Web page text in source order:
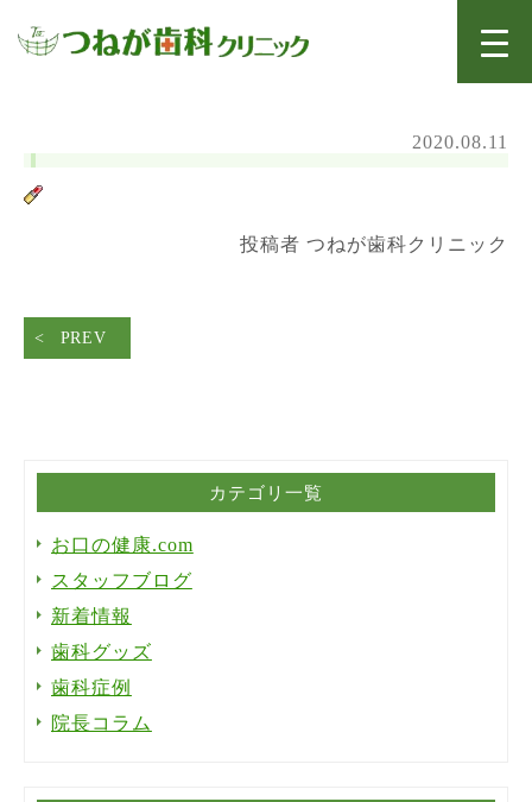
2020.08.11
投稿者 つねが歯科クリニック
PREV
カテゴリ一覧
お口の健康.com
スタッフブログ
新着情報
歯科グッズ
歯科症例
院長コラム